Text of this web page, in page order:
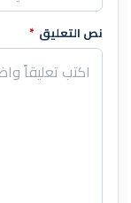
نص التعليق *